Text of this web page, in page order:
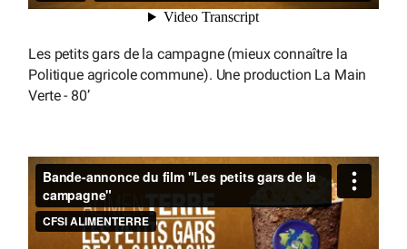
Les petits gars de la campagne (mieux connaître la
Politique agricole commune). Une production La Main
Verte - 80’